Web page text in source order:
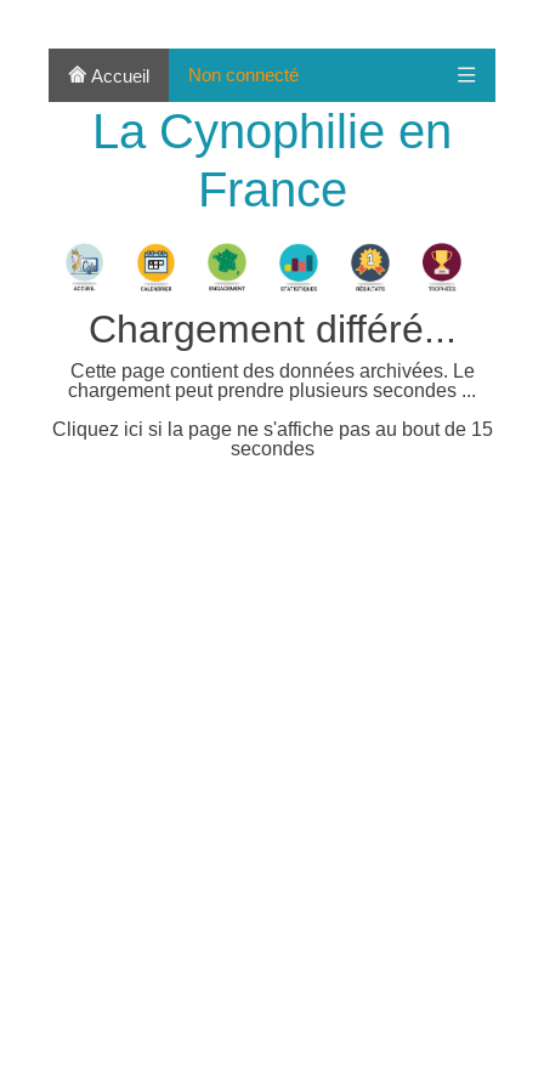
Accueil Non connecté
La Cynophilie en
France
Chargement différé...
Cette page contient des données archivées. Le
chargement peut prendre plusieurs secondes ...
Cliquez ici si la page ne s'affiche pas au bout de 15
secondes